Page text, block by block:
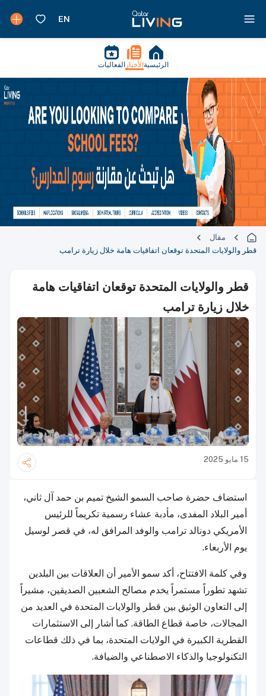
الرئيسية الأخبار الفعاليات
مقال
قطر والولايات المتحدة توقعان اتفاقيات هامة خلال زيارة ترامب
قطر والولايات المتحدة توقعان اتفاقيات هامة
خلال زيارة ترامب
15 مايو 2025
استضاف حضرة صاحب السمو الشيخ تميم بن حمد آل ثاني،
أمير البلاد المفدى، مأدبة عشاء رسمية تكريماً للرئيس
الأمريكي دونالد ترامب والوفد المرافق له، في قصر لوسيل
يوم الأربعاء.
وفي كلمة الافتتاح، أكد سمو الأمير أن العلاقات بين البلدين
تشهد تطوراً مستمراً يخدم مصالح الشعبين الصديقين، مشيراً
إلى التعاون الوثيق بين قطر والولايات المتحدة في العديد من
المجالات، خاصة قطاع الطاقة. كما أشار إلى الاستثمارات
القطرية الكبيرة في الولايات المتحدة، بما في ذلك قطاعات
التكنولوجيا والذكاء الاصطناعي والضيافة.